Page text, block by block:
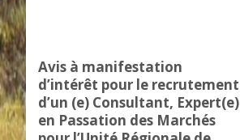
Avis à manifestation
d’intérêt pour le recrutement
d’un (e) Consultant, Expert(e)
en Passation des Marchés